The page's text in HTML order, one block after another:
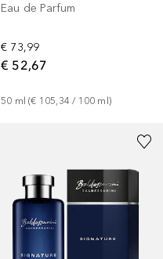
Eau de Parfum
€ 73,99
€ 52,67
50 ml (€ 105,34 / 100 ml)